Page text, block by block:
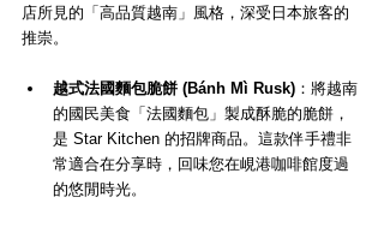
店所見的「高品質越南」風格，深受日本旅客的
推崇。
越式法國麵包脆餅 (Bánh Mì Rusk) ：將越南
的國民美食「法國麵包」製成酥脆的脆餅，
是 Star Kitchen 的招牌商品。這款伴手禮非
常適合在分享時，回味您在峴港咖啡館度過
的悠閒時光。